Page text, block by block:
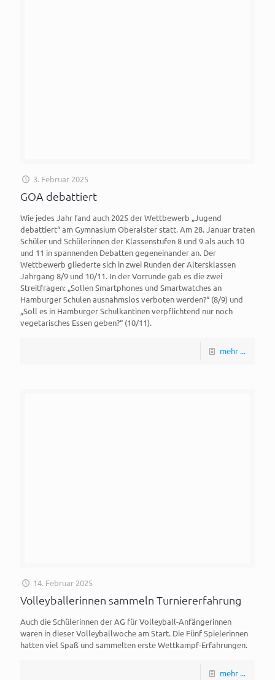
3. Februar 2025
GOA debattiert
Wie jedes Jahr fand auch 2025 der Wettbewerb „Jugend
debattiert“ am Gymnasium Oberalster statt. Am 28. Januar traten
Schüler und Schülerinnen der Klassenstufen 8 und 9 als auch 10
und 11 in spannenden Debatten gegeneinander an. Der
Wettbewerb gliederte sich in zwei Runden der Altersklassen
Jahrgang 8/9 und 10/11. In der Vorrunde gab es die zwei
Streitfragen: „Sollen Smartphones und Smartwatches an
Hamburger Schulen ausnahmslos verboten werden?“ (8/9) und
„Soll es in Hamburger Schulkantinen verpflichtend nur noch
vegetarisches Essen geben?“ (10/11).
mehr ...
14. Februar 2025
Volleyballerinnen sammeln Turniererfahrung
Auch die Schülerinnen der AG für Volleyball-Anfängerinnen
waren in dieser Volleyballwoche am Start. Die Fünf Spielerinnen
hatten viel Spaß und sammelten erste Wettkampf-Erfahrungen.
mehr ...